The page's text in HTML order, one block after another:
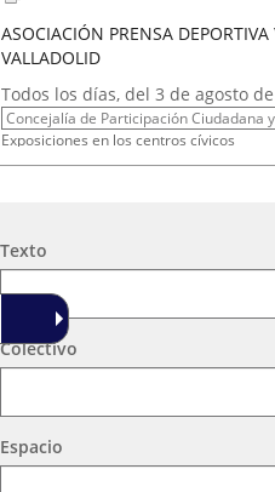
ASOCIACIÓN PRENSA
VALLADOLID
Fechas
del
evento
Todos los días, del 3 de agosto
Organizador
de
Concejalía de Participación Ciudadana
Programa
Exposiciones en los centros cívicos
Centro Cívico Científico José Antonio
Fechas
16 septiembre
Organizador
de
actividad
Concejalía de Participación Ciudadana
Programa
Muestras de Teatro Vecinal, Cultura
Ocio Infantil 2026
A. DE MEXICANOS EN
Búsqueda
Texto
Colectivo
Espacio